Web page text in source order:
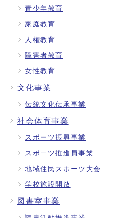
青少年教育
家庭教育
人権教育
障害者教育
女性教育
文化事業
伝統文化伝承事業
社会体育事業
スポーツ振興事業
スポーツ推進員事業
地域住民スポーツ大会
学校施設開放
図書室事業